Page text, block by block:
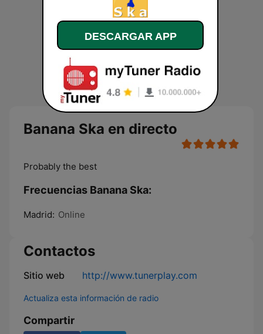
Banana Ska en directo
Probably the best
Frecuencias Banana Ska:
Madrid: Online
Contactos
Sitio web http://www.tunerplay.com
Actualiza esta información de radio
Compartir
DESCARGAR APP